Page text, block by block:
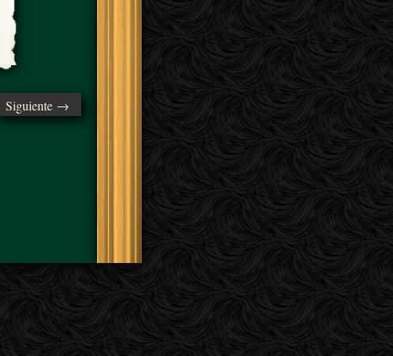
Siguiente →